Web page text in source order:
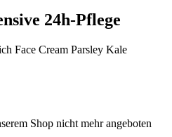
24h-Pflege
Face Cream Parsley Kale
Shop nicht mehr angeboten